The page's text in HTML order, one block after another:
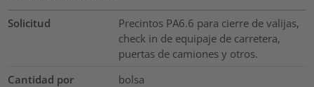
Solicitud
Precintos PA6.6 para cierre de valijas,
check in de equipaje de carretera,
puertas de camiones y otros.
Cantidad por
bolsa